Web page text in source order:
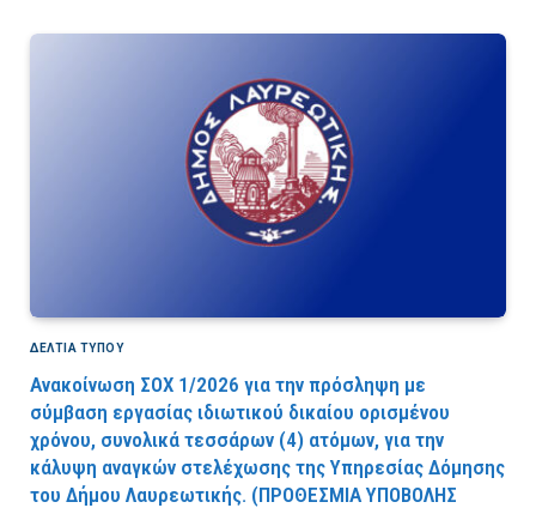
ΔΕΛΤΙΑ ΤΥΠΟΥ
Ανακοίνωση ΣΟΧ 1/2026 για την πρόσληψη με
σύμβαση εργασίας ιδιωτικού δικαίου ορισμένου
χρόνου, συνολικά τεσσάρων (4) ατόμων, για την
κάλυψη αναγκών στελέχωσης της Υπηρεσίας Δόμησης
του Δήμου Λαυρεωτικής. (ΠPOΘEΣMIA YΠOBOΛHΣ